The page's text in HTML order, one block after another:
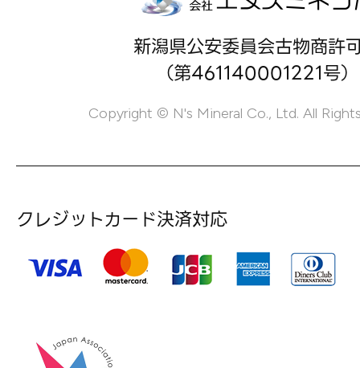
新潟県公安委員会古物商許
（第461140001221号）
Copyright © N's Mineral Co., Ltd. All
クレジットカード決済対応